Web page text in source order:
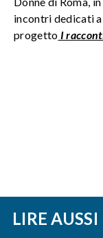
incontri dedicati a
progetto I
LIRE AUSSI